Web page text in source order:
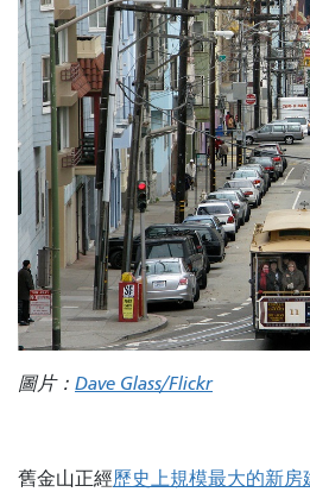
圖片： Dave Glass/Flickr
舊金山正經歷史上規模最大的新房